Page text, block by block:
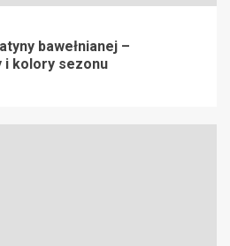
bawełnianej –
i kolory sezonu